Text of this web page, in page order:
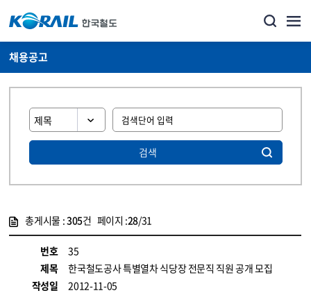
채용공고
검색
총게시물 :305건 페이지 :28/31
번호
35
제목
한국철도공사 특별열차 식당장 전문직 직원 공개 모집
작성일
2012-11-05